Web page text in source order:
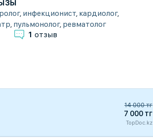
, инфекционист, кардиолог,
, пульмонолог, ревматолог
1 отзыв
14 000 тг
7 000 тг
TopDoc.kz